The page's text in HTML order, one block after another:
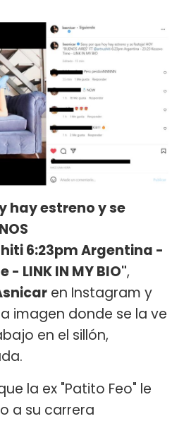
hay estreno y se
6:23pm Argentina -
- LINK IN MY BIO",
en Instagram y
imagen donde se la ve
en el sillón,
la ex "Patito Feo" le
a su carrera